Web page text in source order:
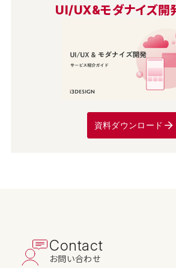
UI/UX&モダナイズ開
資料ダウンロード
Contact
お問い合わせ